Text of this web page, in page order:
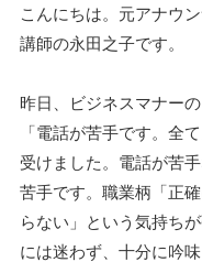
こんにちは。元アナウ
講師の永田之子です。
昨日、ビジネスマナー
「電話が苦手です。全
受けました。電話が苦
苦手です。職業柄「正
らない」という気持ち
には迷わず、十分に吟